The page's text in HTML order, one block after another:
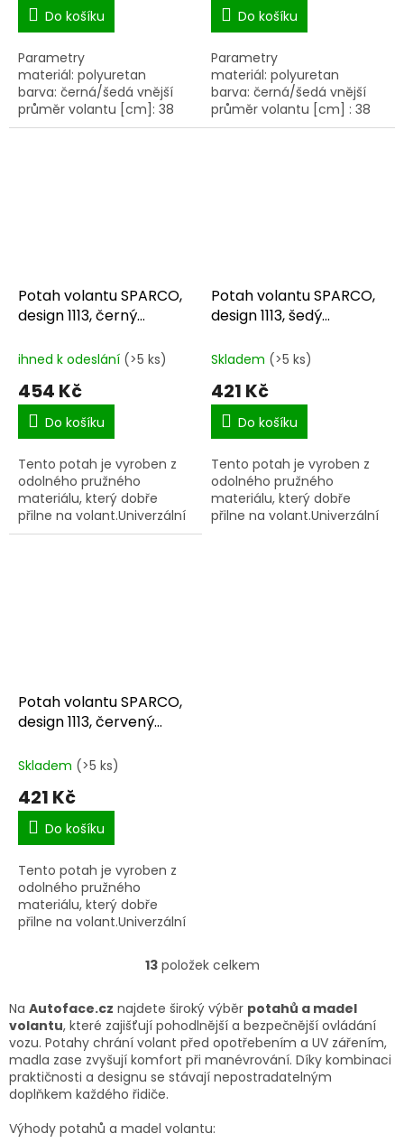
Do košíku
Parametry
materiál: polyuretan
barva: černá/šedá vnější
průměr volantu [cm]: 38
Do košíku
Parametry
materiál: polyuretan
barva: černá/šedá vnější
průměr volantu [cm] : 38
Potah volantu SPARCO,
design 1113, černý
ihned k odeslání (>5 ks)
454 Kč
Do košíku
Tento potah je vyroben z
odolného pružného
materiálu, který dobře
přilne na volant.Univerzální
velikost. Vhodné pro
Potah volantu SPARCO,
design 1113, šedý
Skladem (>5 ks)
421 Kč
Do košíku
Tento potah je vyroben z
odolného pružného
materiálu, který dobře
přilne na volant.Univerzální
Potah volantu SPARCO,
design 1113, červený
Skladem (>5 ks)
421 Kč
Do košíku
Tento potah je vyroben z
odolného pružného
materiálu, který dobře
přilne na volant.Univerzální
všechny běžné volanty o
průměru 37-39cm.Odolný
O
l
á
d
a
c
í
r
13položek celkem
Na Autoface.cz najdete široký výběr potahů a madel
volantu, které zajišťují pohodlnější a bezpečnější ovládání
vozu. Potahy chrání volant před opotřebením a UV zářením,
madla zase zvyšují komfort při manévrování. Díky kombinaci
praktičnosti a designu se stávají nepostradatelným
doplňkem každého řidiče.
Výhody potahů a madel volantu: